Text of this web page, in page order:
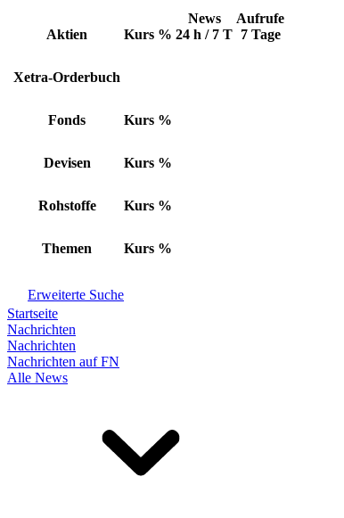
Aktien Kurs %
News
24 h / 7 T
Aufrufe
7 Tage
Xetra-Orderbuch
Fonds Kurs %
Devisen Kurs %
Rohstoffe Kurs %
Themen Kurs %
Erweiterte Suche
Startseite
Nachrichten
Nachrichten
Nachrichten auf FN
Alle News